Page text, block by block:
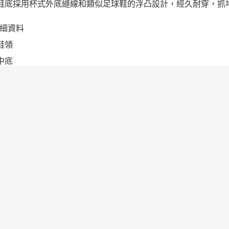
底採用杯式外底縫線和類似足球鞋的浮凸設計，經久耐穿，抓
資料
領
底